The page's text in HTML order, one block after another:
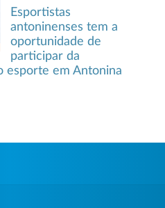
Esportistas
antoninenses tem a
oportunidade de
participar da
esporte em Antonina